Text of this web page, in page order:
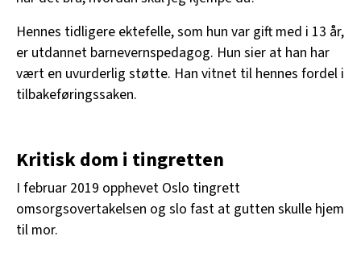
Hennes tidligere ektefelle, som hun var gift med i 13 år,
er utdannet barnevernspedagog. Hun sier at han har
vært en uvurderlig støtte. Han vitnet til hennes fordel i
tilbakeføringssaken.
Kritisk dom i tingretten
I februar 2019 opphevet Oslo tingrett
omsorgsovertakelsen og slo fast at gutten skulle hjem
til mor.